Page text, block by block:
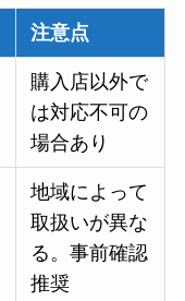
注意点
購入店以外で
は対応不可の
場合あり
地域によって
取扱いが異な
る。事前確認
推奨